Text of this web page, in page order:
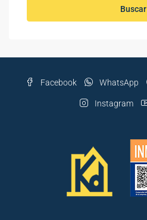
Buscar
Facebook WhatsApp
Instagram